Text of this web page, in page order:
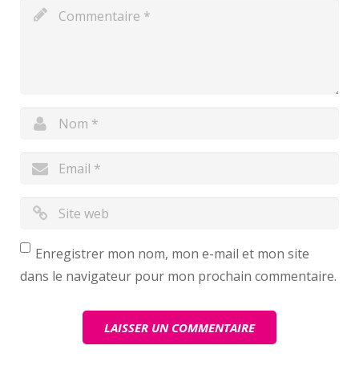
Enregistrer mon nom, mon e-mail et mon site
dans le navigateur pour mon prochain commentaire.